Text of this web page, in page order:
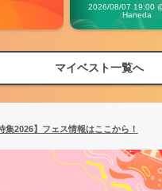
Carnival
2026/08/07 19:00
Haneda
マイベスト一覧へ
集2026】フェス情報はここから！
員ランキング】2026年上半期編発表！
集2026】フェス情報はここから！
員ランキング】2026年上半期編発表！